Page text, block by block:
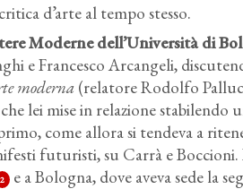
d’arte al tempo stesso.
Moderne dell’Università di
e Francesco Arcangeli,
moderna(relatore Rodolfo
lei mise in relazione stabilendo
come allora si tendeva a
futuristi, su Carrà e
2
e a Bologna, dove aveva sede la